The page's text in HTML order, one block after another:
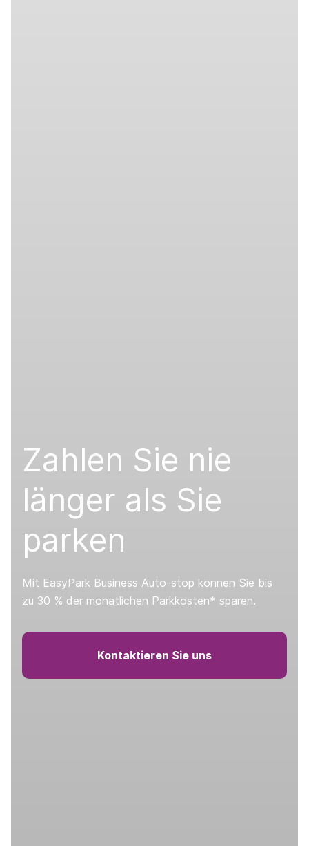
Zahlen Sie nie
länger als Sie
parken
Mit EasyPark Business Auto-stop können Sie bis
zu 30 % der monatlichen Parkkosten* sparen.
Kontaktieren Sie uns